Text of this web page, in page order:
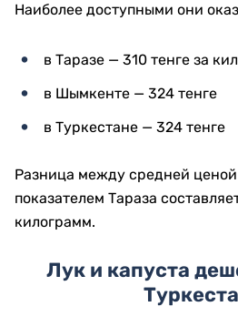
Наиболее доступными они
в Таразе — 310 тенге за
в Шымкенте — 324 тенге
в Туркестане — 324 тенге
Разница между средней ценой
показателем Тараза
килограмм.
Лук и капуста